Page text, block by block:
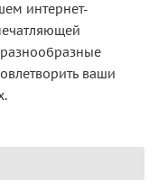
интернет-
ваши